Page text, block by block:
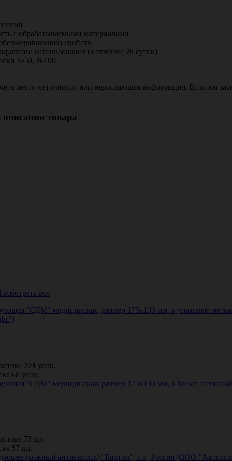
с обрабатываемыми материалами
свойств
использования (в течение 28 суток)
№50, №100
место неточности или недостающая информация. Если вы
товара
все
"СДМ" медицинская, размер 175х130 мм, в упаковке:
224 упак.
68 упак.
"СДМ" медицинская, размер 175х130 мм, в банке:
73 шт.
57 шт.
(кожный антисептик) "Бартол", 1 л, Россия (ООО